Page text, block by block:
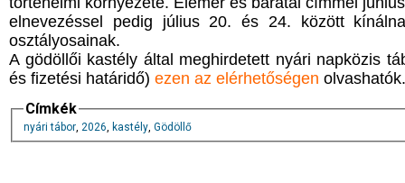
elnevezéssel pedig július 20. és 24. között
osztályosainak.
A gödöllői kastély által meghirdetett nyári napközis
és fizetési határidő) ezen az elérhetőségen olvashatók.
Címkék
nyári tábor, 2026, kastély, Gödöllő